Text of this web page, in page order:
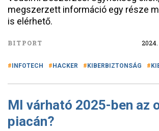
megszerzett információ egy része
is elérhető.
BITPORT 2024.
INFOTECH HACKER KIBERBIZTONSÁG
MI várható 2025-ben az
piacán?